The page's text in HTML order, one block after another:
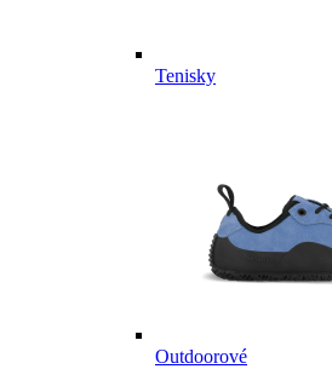
Tenisky
Outdoorové